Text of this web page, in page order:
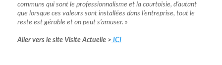
communs qui sont le professionnalisme et la courtoisie, d’autant
que lorsque ces valeurs sont installées dans l’entreprise, tout le
reste est gérable et on peut s’amuser. »
Aller vers le site Visite Actuelle > ICI